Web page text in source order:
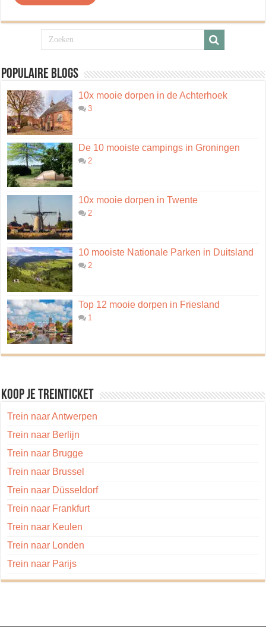
Populaire blogs
10x mooie dorpen in de Achterhoek
3
De 10 mooiste campings in Groningen
2
10x mooie dorpen in Twente
2
10 mooiste Nationale Parken in Duitsland
2
Top 12 mooie dorpen in Friesland
1
Koop je treinticket
Trein naar Antwerpen
Trein naar Berlijn
Trein naar Brugge
Trein naar Brussel
Trein naar Düsseldorf
Trein naar Frankfurt
Trein naar Keulen
Trein naar Londen
Trein naar Parijs